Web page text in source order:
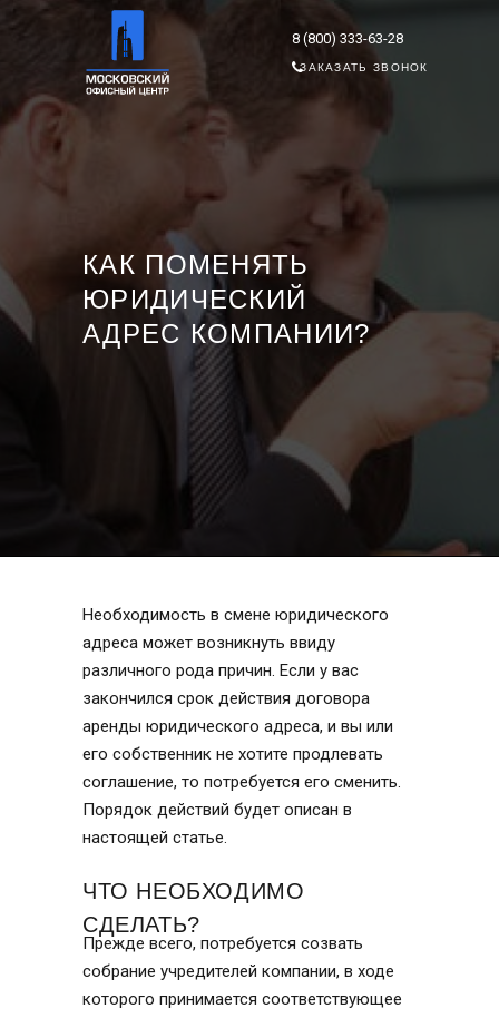
КАК ПОМЕНЯТЬ
ЮРИДИЧЕСКИЙ
АДРЕС КОМПАНИИ?
8 (800) 333-63-28
ЗАКАЗАТЬ ЗВОНОК
Необходимость в смене юридического
адреса может возникнуть ввиду
различного рода причин. Если у вас
закончился срок действия договора
аренды юридического адреса, и вы или
его собственник не хотите продлевать
соглашение, то потребуется его сменить.
Порядок действий будет описан в
настоящей статье.
ЧТО НЕОБХОДИМО
СДЕЛАТЬ?
Прежде всего, потребуется созвать
собрание учредителей компании, в ходе
которого принимается соответствующее